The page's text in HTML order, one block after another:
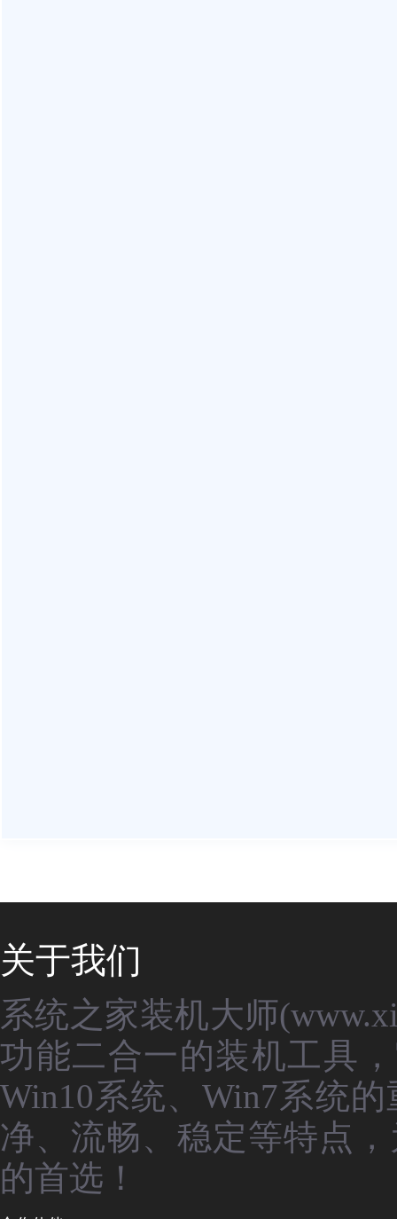
关于我们
系统之家装机大师
功能二合一的装机工具
Win10系统、Win7系统
净、流畅、稳定等特点
的首选！